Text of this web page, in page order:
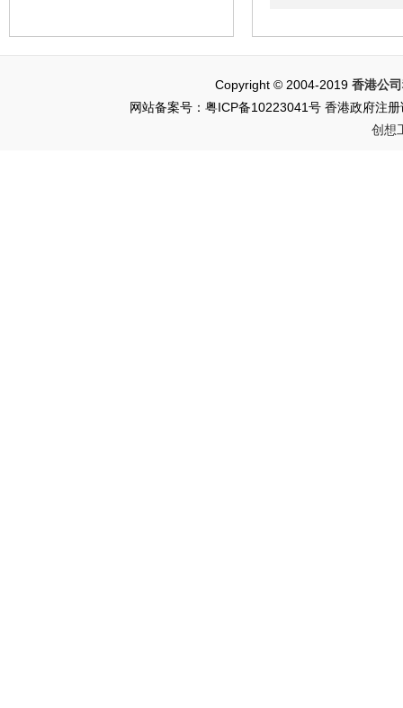
Copyright © 2004-2019香港公
网站备案号：粤ICP备10223041号 香港政府注
创想